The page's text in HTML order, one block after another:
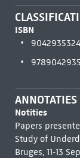
ISBN
9042935324
Notities
Papers
Study of
Bruges, 11-13